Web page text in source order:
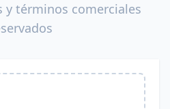
términos comerciales